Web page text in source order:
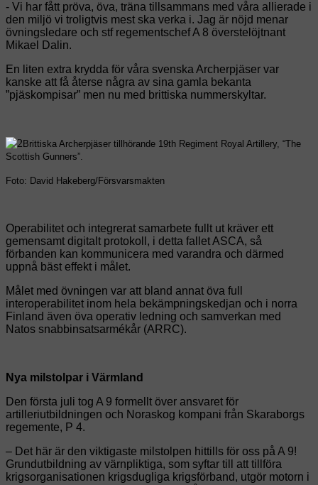
- Vi har fått pröva, öva, träna tillsammans med våra allierade i
den miljö vi troligtvis mest ska verka i. Jag är nöjd menar
övningsledare och stf regementschef A 8 överstelöjtnant
Mikael Dalin.
En liten extra krydda för våra svenska Archerpjäser var
kanske att få återse några av sina gamla bekanta
”pjäskompisar” men nu med brittiska nummerskyltar.
Brittiska Archerpjäser tillhörande 19th Regiment Royal Artillery, “The
Scottish Gunners”.
Foto: David Hakeberg/Försvarsmakten
Operabilitet och integrerat samarbete fullt ut kräver ett
gemensamt digitalt protokoll, i detta fallet ASCA, så
förbanden kan kommunicera med varandra och därmed
uppnå bäst effekt i målet.
Målet med övningen var att bland annat öva full
interoperabilitet inom hela bekämpningskedjan och i norra
Finland även öva operativ ledning och samverkan med
Natos snabbinsatsarmékår (ARRC).
Nya milstolpar i Värmland
Den första juli tog A 9 formellt över ansvaret för
artilleriutbildningen och Noraskog kompani från Skaraborgs
regemente, P 4.
– Det här är den viktigaste milstolpen hittills för oss på A 9!
Grundutbildning av värnpliktiga, som syftar till att tillföra
krigsorganisationen krigsdugliga krigsförband, utgör motorn i